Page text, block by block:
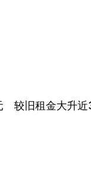
较旧租金大升近